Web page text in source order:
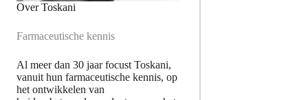
Over Toskani
Farmaceutische kennis
Al meer dan 30 jaar focust Toskani,
vanuit hun farmaceutische kennis, op
het ontwikkelen van